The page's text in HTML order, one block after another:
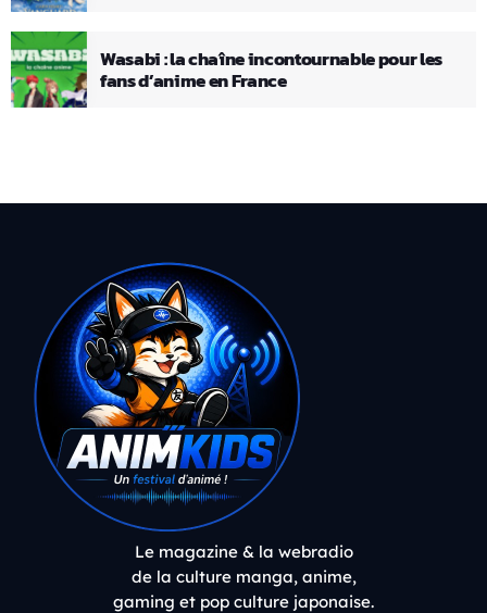
Wasabi : la chaîne incontournable pour les
fans d’anime en France
Le magazine & la webradio
de la culture manga, anime,
gaming et pop culture japonaise.